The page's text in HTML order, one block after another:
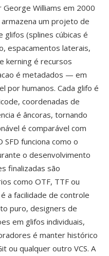
Williams em 2000
um projeto de
(splines cúbicas é
espacamentos laterais,
kerning é recursos
é metadados — em
por humanos. Cada glifo é
coordenadas de
é âncoras, tornando
é comparável com
funciona como o
o desenvolvimento
finalizadas são
como OTF, TTF ou
a facilidade de controle
puro, designers de
em glifos individuais,
é manter histórico
ou qualquer outro VCS. A